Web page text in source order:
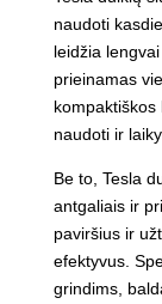
naudoti
leidžia
prieinamas
kompaktiškos
naudoti ir
Be to, Tesla
antgaliais ir
paviršius ir
efektyvus.
grindims,